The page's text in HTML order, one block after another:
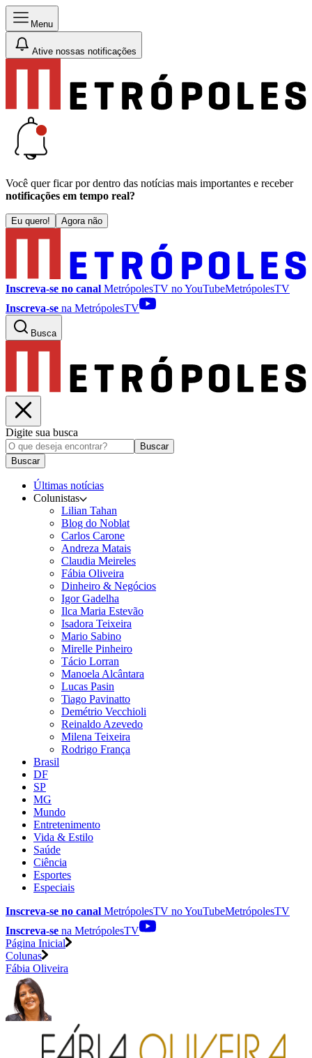
Menu
Ative nossas notificações
Você quer ficar por dentro das notícias mais importantes e receber
notificações em tempo real?
Eu quero! Agora não
Inscreva-se no canal MetrópolesTV noYouTubeMetrópolesTV
Inscreva-se na MetrópolesTV
Busca
Digite sua busca
Buscar
Buscar
Últimas notícias
Colunistas
Lilian Tahan
Blog do Noblat
Carlos Carone
Andreza Matais
Claudia Meireles
Fábia Oliveira
Dinheiro & Negócios
Igor Gadelha
Ilca Maria Estevão
Isadora Teixeira
Mario Sabino
Mirelle Pinheiro
Tácio Lorran
Manoela Alcântara
Lucas Pasin
Tiago Pavinatto
Demétrio Vecchioli
Reinaldo Azevedo
Milena Teixeira
Rodrigo França
Brasil
DF
SP
MG
Mundo
Entretenimento
Vida & Estilo
Saúde
Ciência
Esportes
Especiais
Inscreva-se no canal MetrópolesTV noYouTubeMetrópolesTV
Inscreva-se na MetrópolesTV
Página Inicial
Colunas
Fábia Oliveira